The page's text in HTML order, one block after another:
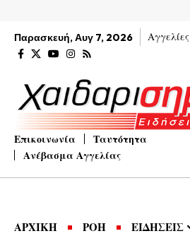
Παρασκευή, Αυγ 7, 2026 Αγγελίες
Επικοινωνία
Ταυτότητα
Ανέβασμα Αγγελίας
ΑΡΧΙΚΗ ΡΟΗ ΕΙΔΗΣΕΙΣ